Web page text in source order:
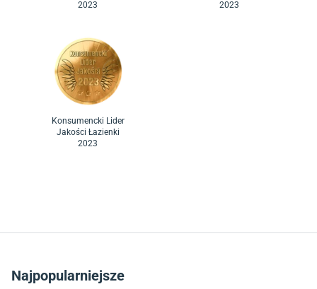
2023
2023
Konsumencki Lider
Jakości Łazienki
2023
Najpopularniejsze